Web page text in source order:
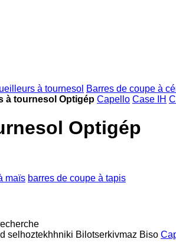
à tournesol Barres de coupe à
à tournesol Optigép Capello Case IH
Optigép
maïs barres de coupe à tapis
selhoztekhhniki Bilotserkivmaz Biso